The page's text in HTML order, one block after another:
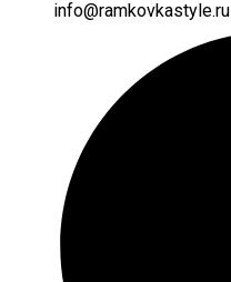
info@ramkovkastyle.ru